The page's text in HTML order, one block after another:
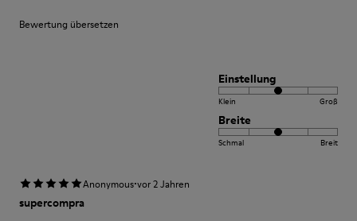
Bewertung übersetzen
Einstellung
Klein Groß
Breite
Schmal Breit
Anonymous·vor 2 Jahren
supercompra